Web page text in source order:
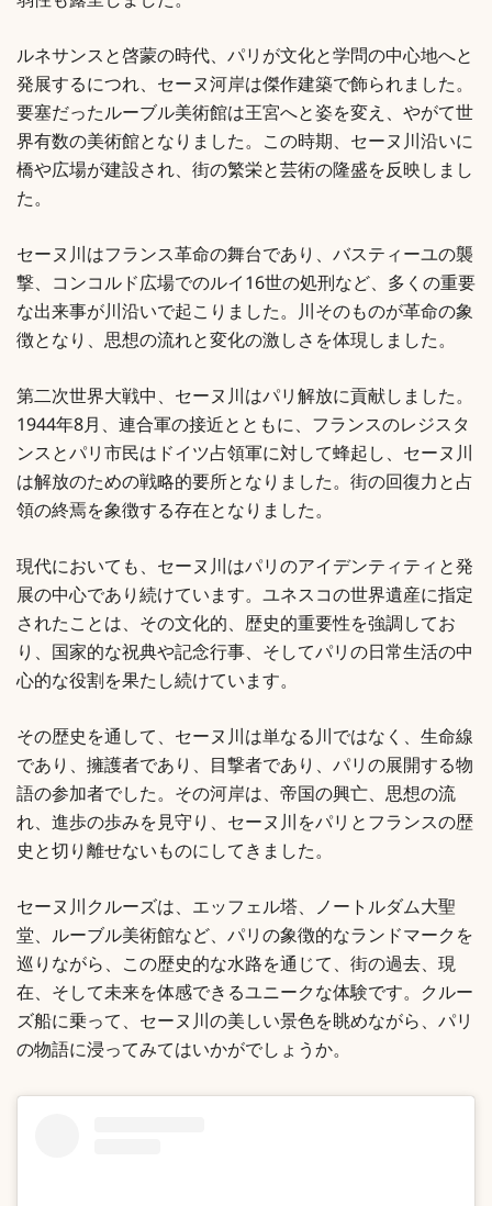
ルネサンスと啓蒙の時代、パリが文化と学問の中心地へと
発展するにつれ、セーヌ河岸は傑作建築で飾られました。
要塞だったルーブル美術館は王宮へと姿を変え、やがて世
界有数の美術館となりました。この時期、セーヌ川沿いに
橋や広場が建設され、街の繁栄と芸術の隆盛を反映しまし
た。
セーヌ川はフランス革命の舞台であり、バスティーユの襲
撃、コンコルド広場でのルイ16世の処刑など、多くの重要
な出来事が川沿いで起こりました。川そのものが革命の象
徴となり、思想の流れと変化の激しさを体現しました。
第二次世界大戦中、セーヌ川はパリ解放に貢献しました。
1944年8月、連合軍の接近とともに、フランスのレジスタ
ンスとパリ市民はドイツ占領軍に対して蜂起し、セーヌ川
は解放のための戦略的要所となりました。街の回復力と占
領の終焉を象徴する存在となりました。
現代においても、セーヌ川はパリのアイデンティティと発
展の中心であり続けています。ユネスコの世界遺産に指定
されたことは、その文化的、歴史的重要性を強調してお
り、国家的な祝典や記念行事、そしてパリの日常生活の中
心的な役割を果たし続けています。
その歴史を通して、セーヌ川は単なる川ではなく、生命線
であり、擁護者であり、目撃者であり、パリの展開する物
語の参加者でした。その河岸は、帝国の興亡、思想の流
れ、進歩の歩みを見守り、セーヌ川をパリとフランスの歴
史と切り離せないものにしてきました。
セーヌ川クルーズは、エッフェル塔、ノートルダム大聖
堂、ルーブル美術館など、パリの象徴的なランドマークを
巡りながら、この歴史的な水路を通じて、街の過去、現
在、そして未来を体感できるユニークな体験です。クルー
ズ船に乗って、セーヌ川の美しい景色を眺めながら、パリ
の物語に浸ってみてはいかがでしょうか。